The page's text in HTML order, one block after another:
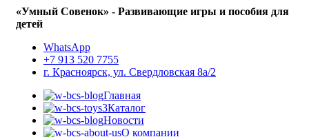
«Умный Совенок» - Развивающие игры и пособия для
детей
WhatsApp
+7 913 520 7755
г. Красноярск, ул. Свердловская 8а/2
Главная
Каталог
Новости
О компании